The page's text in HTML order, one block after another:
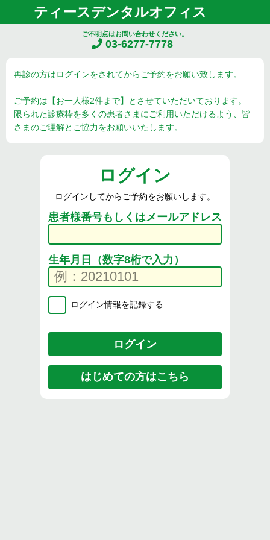
ティースデンタルオフィス
ご不明点はお問い合わせください。
03-6277-7778
再診の方はログインをされてからご予約をお願い致します。
ご予約は【お一人様2件まで】とさせていただいております。
限られた診療枠を多くの患者さまにご利用いただけるよう、皆
さまのご理解とご協力をお願いいたします。
ログイン
ログインしてからご予約をお願いします。
患者様番号もしくはメールアドレス
生年月日（数字8桁で入力）
ログイン情報を記録する
はじめての方はこちら